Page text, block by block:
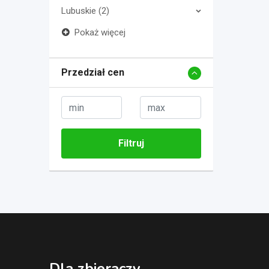
Lubuskie (2)
Pokaż więcej
Przedział cen
Filtruj